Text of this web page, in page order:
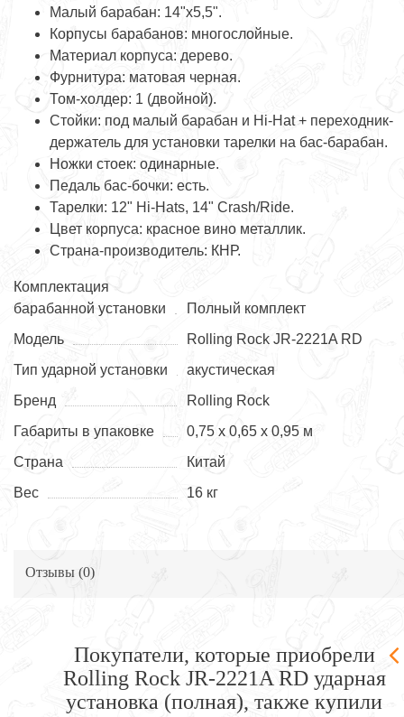
Малый барабан: 14"х5,5".
Корпусы барабанов: многослойные.
Материал корпуса: дерево.
Фурнитура: матовая черная.
Том-холдер: 1 (двойной).
Стойки: под малый барабан и Hi-Hat + переходник-
держатель для установки тарелки на бас-барабан.
Ножки стоек: одинарные.
Педаль бас-бочки: есть.
Тарелки: 12" Hi-Hats, 14" Crash/Ride.
Цвет корпуса: красное вино металлик.
Страна-производитель: КНР.
Комплектация
барабанной установки
Полный комплект
Модель
Rolling Rock JR-2221A RD
Тип ударной установки
акустическая
Бренд
Rolling Rock
Габариты в упаковке
0,75 x 0,65 x 0,95 м
Страна
Китай
Вес
16 кг
Отзывы (0)
Покупатели, которые приобрели
Rolling Rock JR-2221A RD ударная
установка (полная), также купили